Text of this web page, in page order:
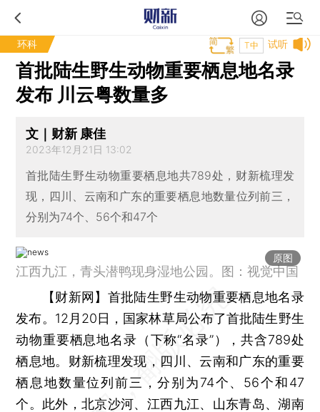
环科 试听
T中
首批陆生野生动物重要栖息地名录
发布 川云粤数量多
文｜财新 康佳
2023年12月21日 13:02
首批陆生野生动物重要栖息地共789处，财新梳理发
现，四川、云南和广东的重要栖息地数量位列前三，
分别为74个、56个和47个
原图
江西九江，青头潜鸭现身湿地公园。图：视觉中国
【财新网】 首批陆生野生动物重要栖息地名录
发布。12月20日，国家林草局公布了首批陆生野生
动物重要栖息地名录（下称“名录”），共含789处
栖息地。财新梳理发现，四川、云南和广东的重要
栖息地数量位列前三，分别为74个、56个和47
个。此外，北京沙河、江西九江、山东青岛、湖南